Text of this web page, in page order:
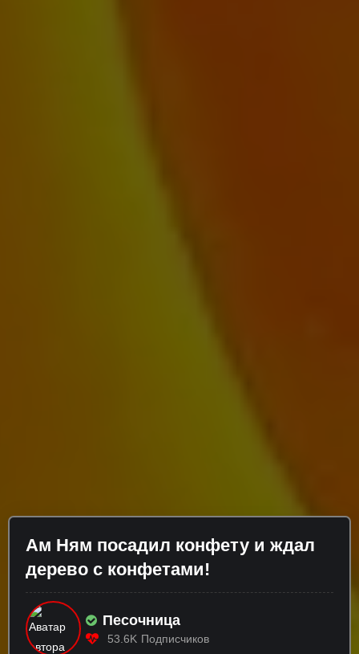
Ам Ням посадил конфету и ждал
дерево с конфетами!
Песочница
53.6K Подписчиков